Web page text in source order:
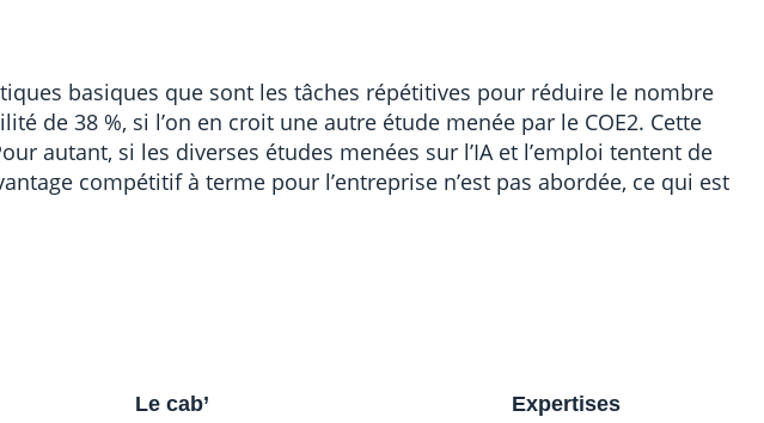
basiques que sont les tâches répétitives pour réduire le nombre
de 38 %, si l’on en croit une autre étude menée par le COE2. Cette
autant, si les diverses études menées sur l’IA et l’emploi tentent de
compétitif à terme pour l’entreprise n’est pas abordée, ce qui est
Le cab’
Expertises